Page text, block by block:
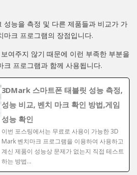
성능을 측정 및 다른 제품들과 비교가 가
마크 프로그램의 장점입니다.
여주지 않기 때문에 이런 부족한 부분을
크 프로그램과 함께 사용됩니다.
3DMark 스마트폰 태블릿 성능 측정,
성능 비교, 벤치 마크 확인 방법,게임
성능 확인
이번 포스팅에서는 무료로 사용이 가능한 3D
Mark 벤치마크 프로그램을 이용하여 사용하고
계신 제품이 성능상 문제가 없는지 직접 테스트
하는 방법…